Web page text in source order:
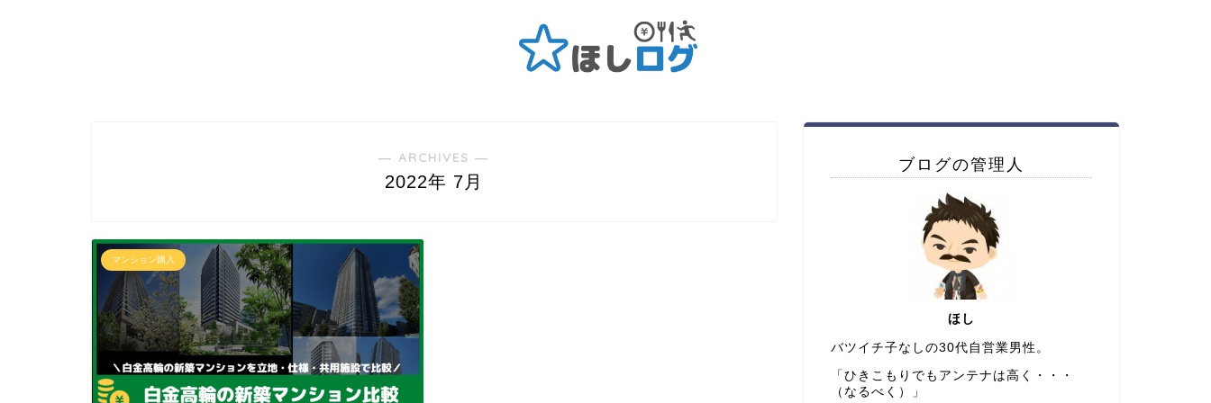
― ARCHIVES ―
2022年 7月
マンション購入
ブログの管理人
ほし
バツイチ子なしの30代自営業男性。
「ひきこもりでもアンテナは高く・・・
（なるべく）」